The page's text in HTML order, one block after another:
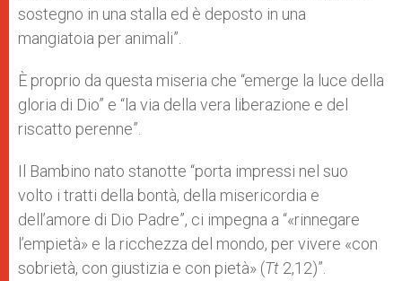
sostegno in una stalla ed è deposto in una
mangiatoia per animali”.
È proprio da questa miseria che “emerge la luce della
gloria di Dio” e “la via della vera liberazione e del
riscatto perenne”.
Il Bambino nato stanotte “porta impressi nel suo
volto i tratti della bontà, della misericordia e
dell’amore di Dio Padre”, ci impegna a “«rinnegare
l’empietà» e la ricchezza del mondo, per vivere «con
sobrietà, con giustizia e con pietà» (Tt 2,12)”.